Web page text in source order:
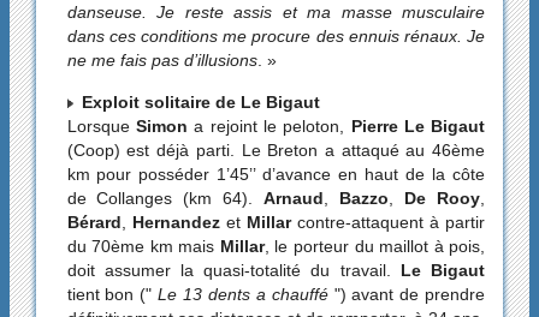
danseuse. Je reste assis et ma masse musculaire
dans ces conditions me procure des ennuis rénaux. Je
ne me fais pas d’illusions. »
Exploit solitaire de Le Bigaut
Lorsque Simon a rejoint le peloton, Pierre Le Bigaut
(Coop) est déjà parti. Le Breton a attaqué au 46ème
km pour posséder 1’45’’ d’avance en haut de la côte
de Collanges (km 64).Arnaud Bazzo De Rooy
Bérard
HernandezetMillarcontre-attaquent à partir
du 70ème km mais Millar, le porteur du maillot à pois,
doit assumer la quasi-totalité du travail. Le Bigaut
tient bon ("Le 13 dents a chauffé") avant de prendre